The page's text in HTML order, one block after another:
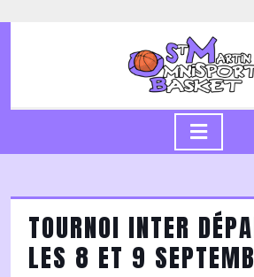
to
TOURNOI INTER
LES 8 ET 9